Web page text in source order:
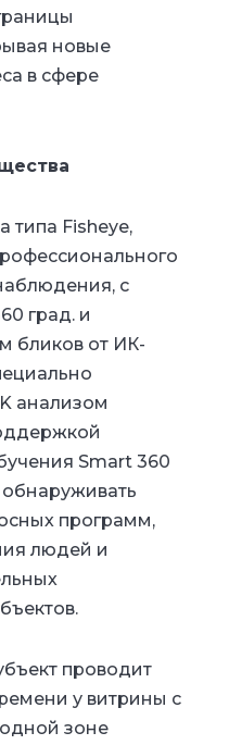
новые
в сфере
типа Fisheye,
с
град. и
бликов от ИК-
анализом
Smart 360
обнаруживать
программ,
людей и
проводит
у витрины с
зоне